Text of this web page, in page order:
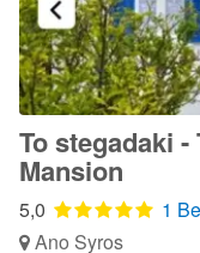
To stegadaki
Mansion
5,0
1
Ano Syros